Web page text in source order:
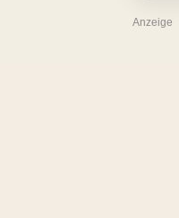
Anzeige